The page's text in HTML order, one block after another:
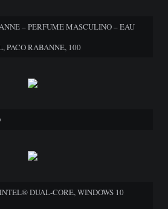
– PERFUME MASCULINO – EAU
PACO RABANNE, 100
DUAL-CORE, WINDOWS 10